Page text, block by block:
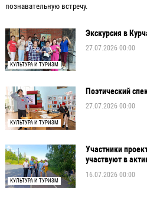
познавательную встречу.
КУЛЬТУРА И ТУРИЗМ
Экскурсия в
27.07.2026 00:00
КУЛЬТУРА И ТУРИЗМ
Поэтический
27.07.2026 00:00
КУЛЬТУРА И ТУРИЗМ
Участники
участвуют в
16.07.2026 00:00